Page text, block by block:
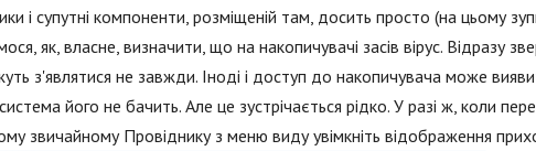
і супутні компоненти, розміщеній там, досить просто (на цьому
як, власне, визначити, що на накопичувачі засів вірус. Відразу
з'являтися не завжди. Іноді і доступ до накопичувача може
його не бачить. Але це зустрічається рідко. У разі ж, коли
звичайному Провіднику з меню виду увімкніть відображення